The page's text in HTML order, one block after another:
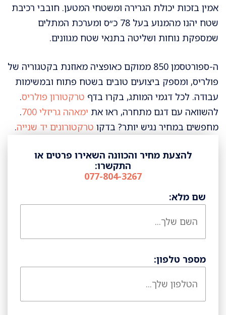
אמין בזכות יכולת הגרירה ומשטחי המטען. חובבי רכיבת
שטח יהנו מהמנוע בעל 78 כ״ס ומערכת המתלים
שמספקת נוחות ושליטה בתנאי שטח מגוונים.
ה-ספורטסמן 850 ממוקם כאופציה מאוזנת בקטגוריה של
פולריס, ומספק ביצועים טובים בשטח פתוח ובמשימות
עבודה. לכל דגמי המותג, בקרו בדף טרקטורון פולריס.
להשוואה עם דגם מתחרה, ראו את ימאהה גריזלי 700
.
מחפשים במחיר נגיש יותר? בדקו טרקטורונים יד שנייה.
להצעת מחיר והכוונה השאירו פרטים או
התקשרו:
077-804-3267
שם מלא:
מספר טלפון: